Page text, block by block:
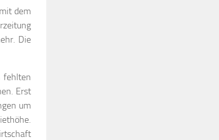
dem
Die
fehlten
Erst
um